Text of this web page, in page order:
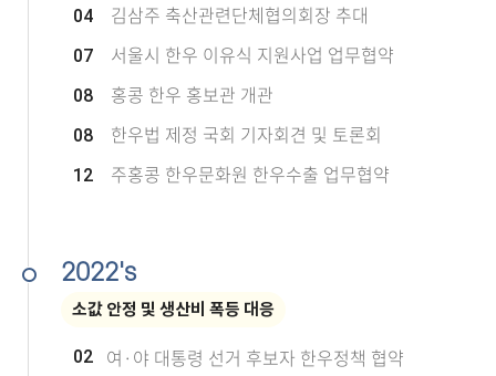
04 김삼주 축산관련단체협의회장 추대
07 서울시 한우 이유식 지원사업 업무협약
08 홍콩 한우 홍보관 개관
08 한우법 제정 국회 기자회견 및 토론회
12 주홍콩 한우문화원 한우수출 업무협약
2022's
소값 안정 및 생산비 폭등 대응
02 여·야 대통령 선거 후보자 한우정책 협약